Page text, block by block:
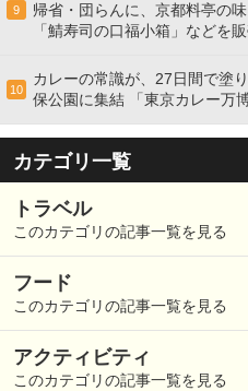
9
帰省・団らんに、京都料亭の
「鯖寿司の口福小箱」などを
10
カレーの常識が、27日間で塗
保公園に集結 「東京カレー万
カテゴリ一覧
トラベル
このカテゴリの記事一覧を見る
フード
このカテゴリの記事一覧を見る
アクティビティ
このカテゴリの記事一覧を見る